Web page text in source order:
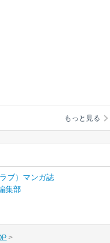
もっと見る
ブ）マンガ誌
集部